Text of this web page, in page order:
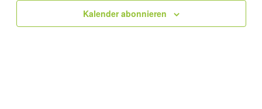
Kalender abonnieren